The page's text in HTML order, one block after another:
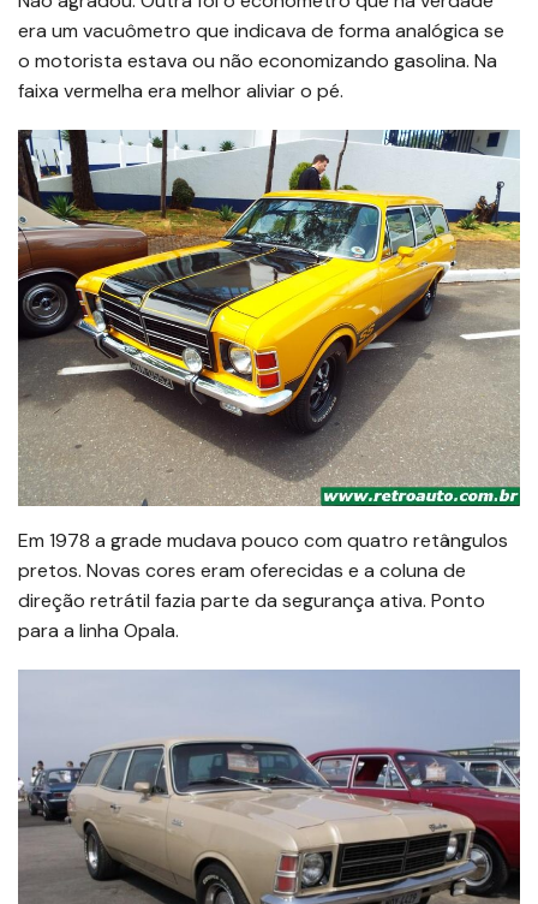
era um vacuômetro que indicava de forma analógica se
o motorista estava ou não economizando gasolina. Na
faixa vermelha era melhor aliviar o pé.
Em 1978 a grade mudava pouco com quatro retângulos
pretos. Novas cores eram oferecidas e a coluna de
direção retrátil fazia parte da segurança ativa. Ponto
para a linha Opala.